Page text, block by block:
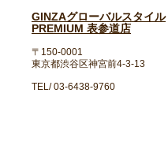
GINZAグローバルスタイル
PREMIUM 表参道店
〒150-0001
東京都渋谷区神宮前4-3-13
TEL/ 03-6438-9760